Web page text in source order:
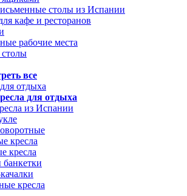
столы из Испании
кафе и ресторанов
рабочие места
все
отдыха
для отдыха
из Испании
кресла
кресла
кресла